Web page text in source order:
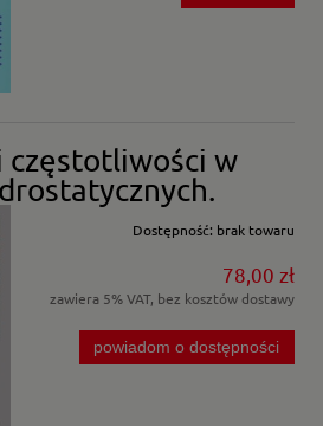
częstotliwości w
Dostępność: brak towaru
78,00 zł
zawiera 5% VAT, bez kosztów dostawy
powiadom o dostępności